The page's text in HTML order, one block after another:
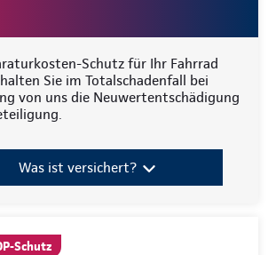
Schutz für Ihr Fahrrad
Sie im Totalschadenfall bei
von uns die Neuwertentschädigung
Was ist versichert?
Schutz